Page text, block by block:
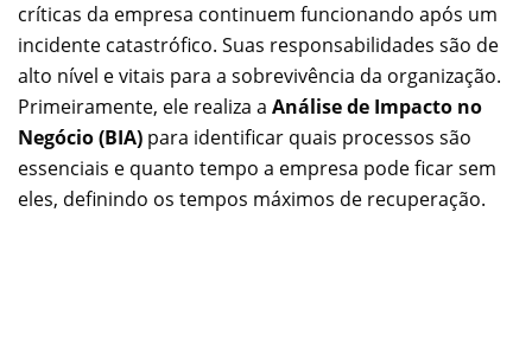
críticas da empresa continuem funcionando após um
incidente catastrófico. Suas responsabilidades são de
alto nível e vitais para a sobrevivência da organização.
Primeiramente, ele realiza a Análise de Impacto no
Negócio (BIA) para identificar quais processos são
essenciais e quanto tempo a empresa pode ficar sem
eles, definindo os tempos máximos de recuperação.